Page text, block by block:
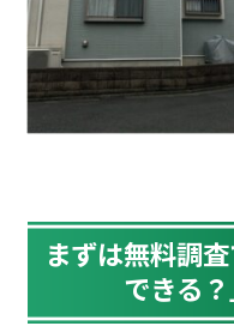
まずは無料調
できる